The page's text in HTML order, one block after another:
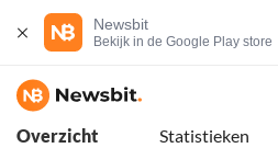
Newsbit
Bekijk in de Google Play store
Overzicht Statistieken